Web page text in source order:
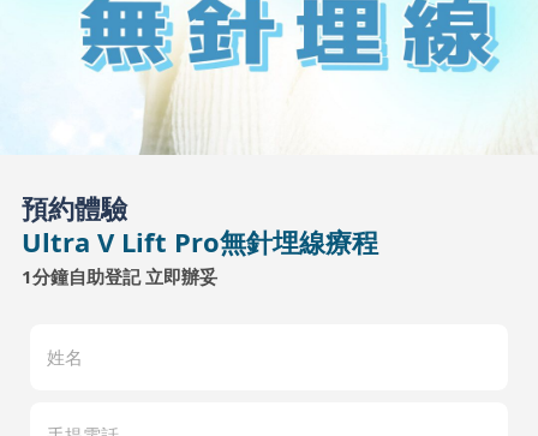
預約體驗
Ultra V Lift Pro無針埋線療程
1分鐘自助登記 立即辦妥